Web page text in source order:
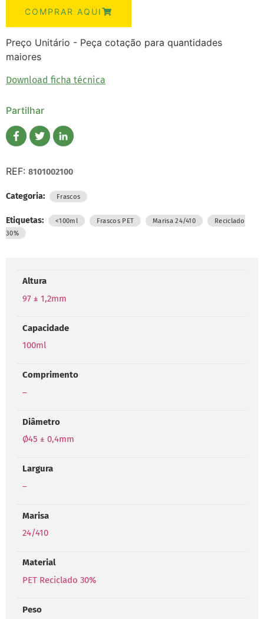
COMPRAR AQUI
Preço Unitário - Peça cotação para quantidades
maiores
Download ficha técnica
Partilhar
REF: 8101002100
Categoria: Frascos
Etiquetas: <100ml , Frascos PET Marisa 24/410
Reciclado
30%
Altura
97 ± 1,2mm
Capacidade
100ml
Comprimento
–
Diâmetro
Ø45 ± 0,4mm
Largura
–
Marisa
24/410
Material
PET Reciclado 30%
Peso